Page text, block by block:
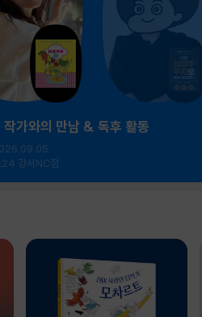
작가와의 만남 & 독후 활동
24 강서NC점